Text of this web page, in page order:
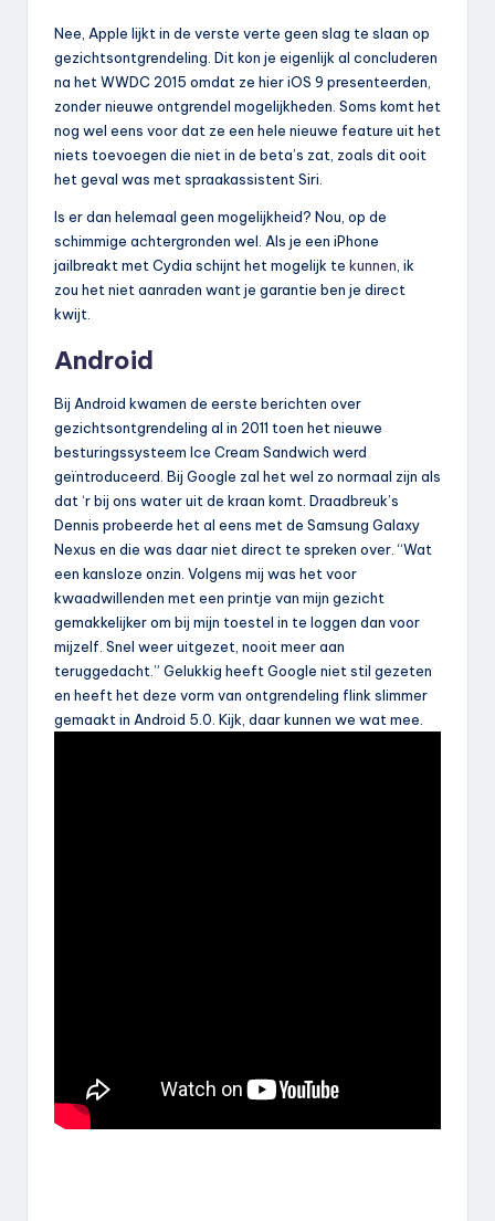
Nee, Apple lijkt in de verste verte geen slag te slaan op
gezichtsontgrendeling. Dit kon je eigenlijk al concluderen
na het WWDC 2015 omdat ze hier iOS 9 presenteerden,
zonder nieuwe ontgrendel mogelijkheden. Soms komt het
nog wel eens voor dat ze een hele nieuwe feature uit het
niets toevoegen die niet in de beta’s zat, zoals dit ooit
het geval was met spraakassistent Siri.
Is er dan helemaal geen mogelijkheid? Nou, op de
schimmige achtergronden wel. Als je een iPhone
jailbreakt met Cydia schijnt het mogelijk te kunnen , ik
zou het niet aanraden want je garantie ben je direct
kwijt.
Android
Bij Android kwamen de eerste berichten over
gezichtsontgrendeling al in 2011 toen het nieuwe
besturingssysteem Ice Cream Sandwich werd
geïntroduceerd. Bij Google zal het wel zo normaal zijn als
dat ‘r bij ons water uit de kraan komt. Draadbreuk’s
Dennis probeerde het al eens met de Samsung Galaxy
Nexus en die was daar niet direct te spreken over. “Wat
een kansloze onzin. Volgens mij was het voor
kwaadwillenden met een printje van mijn gezicht
gemakkelijker om bij mijn toestel in te loggen dan voor
mijzelf. Snel weer uitgezet, nooit meer aan
teruggedacht.” Gelukkig heeft Google niet stil gezeten
en heeft het deze vorm van ontgrendeling flink slimmer
gemaakt in Android 5.0. Kijk, daar kunnen we wat mee.